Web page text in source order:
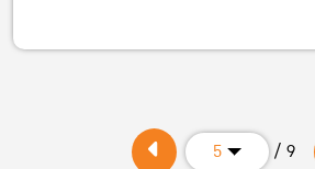
5 / 9